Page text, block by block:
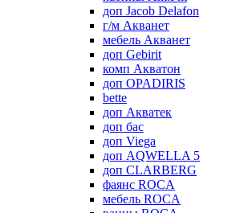
доп Jacob Delafon
г/м Акванет
мебель Акванет
доп Gebirit
комп Акватон
доп OPADIRIS
bette
доп Акватек
доп бас
доп Viega
доп AQWELLA 5
доп CLARBERG
фаянс ROCA
мебель ROCA